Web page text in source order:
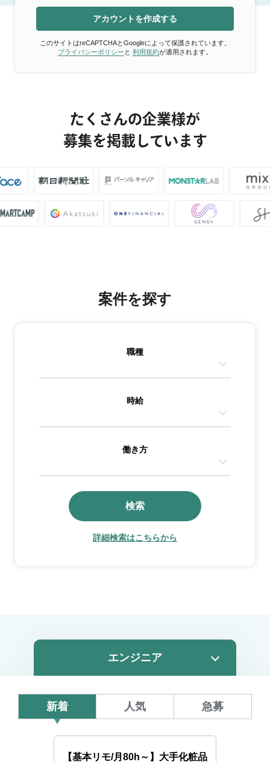
アカウントを作成する
このサイトはreCAPTCHAとGoogleによって保護されています。
プライバシーポリシー と 利用規約が適用されます。
たくさんの企業様が
募集を掲載しています
案件を探す
職種
時給
働き方
検索
詳細検索はこちらから
新着 人気 急募
【基本リモ/月80h～】大手化粧品